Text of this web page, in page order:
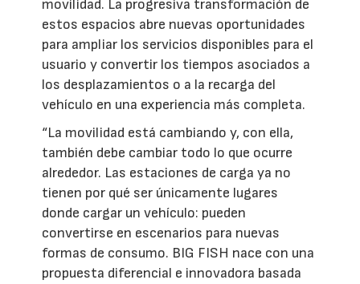
movilidad. La progresiva transformación de
estos espacios abre nuevas oportunidades
para ampliar los servicios disponibles para el
usuario y convertir los tiempos asociados a
los desplazamientos o a la recarga del
vehículo en una experiencia más completa.
“La movilidad está cambiando y, con ella,
también debe cambiar todo lo que ocurre
alrededor. Las estaciones de carga ya no
tienen por qué ser únicamente lugares
donde cargar un vehículo: pueden
convertirse en escenarios para nuevas
formas de consumo. BIG FISH nace con una
propuesta diferencial e innovadora basada